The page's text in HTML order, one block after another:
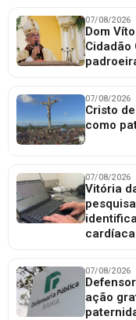
07/08/2026
Dom
Cidadão
07/08/2026
Cristo
como
07/08/2026
Vitória
cardíaca
07/08/2026
ação